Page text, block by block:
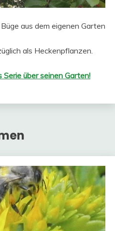
aus dem eigenen Garten
als Heckenpflanzen.
Serie über seinen Garten!